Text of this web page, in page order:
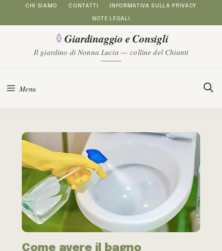
al
contenuto
CHI SIAMO CONTATTI INFORMATIVA SULLA PRIVACY
NOTE LEGALI
Giardinaggio e Consigli
Il giardino di Nonna Lucia — colline del Chianti
Menu
Come avere il bagno